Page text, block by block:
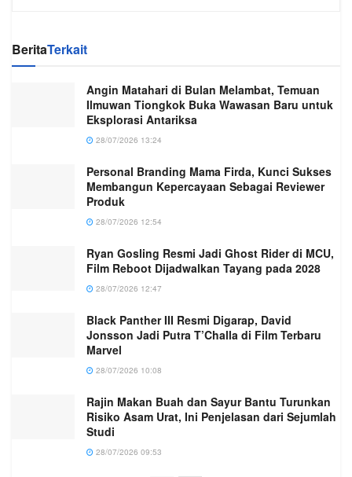
BeritaTerkait
Angin Matahari di Bulan Melambat, Temuan
Ilmuwan Tiongkok Buka Wawasan Baru untuk
Eksplorasi Antariksa
28/07/2026 13:24
Personal Branding Mama Firda, Kunci Sukses
Membangun Kepercayaan Sebagai Reviewer
Produk
28/07/2026 12:54
Ryan Gosling Resmi Jadi Ghost Rider di MCU,
Film Reboot Dijadwalkan Tayang pada 2028
28/07/2026 12:47
Black Panther III Resmi Digarap, David
Jonsson Jadi Putra T’Challa di Film Terbaru
Marvel
28/07/2026 10:08
Rajin Makan Buah dan Sayur Bantu Turunkan
Risiko Asam Urat, Ini Penjelasan dari Sejumlah
Studi
28/07/2026 09:53